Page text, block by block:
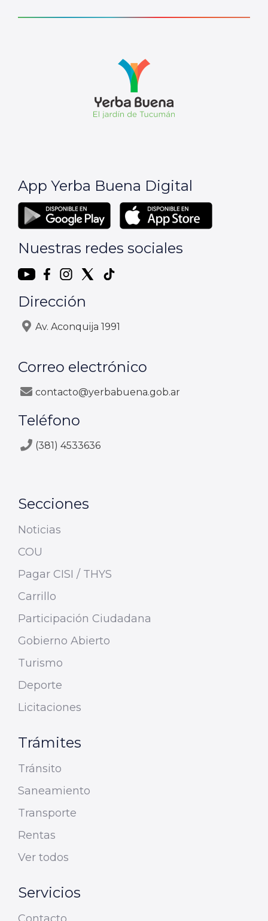
App Yerba Buena Digital
Nuestras redes sociales
Dirección
Av. Aconquija 1991
Correo electrónico
contacto@yerbabuena.gob.ar
Teléfono
(381) 4533636
Secciones
Noticias
COU
Pagar CISI / THYS
Carrillo
Participación Ciudadana
Gobierno Abierto
Turismo
Deporte
Licitaciones
Trámites
Tránsito
Saneamiento
Transporte
Rentas
Ver todos
Servicios